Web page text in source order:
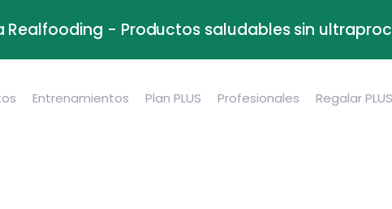
Realfooding - Productos saludables sin
Entrenamientos Plan PLUS Profesionales Regalar